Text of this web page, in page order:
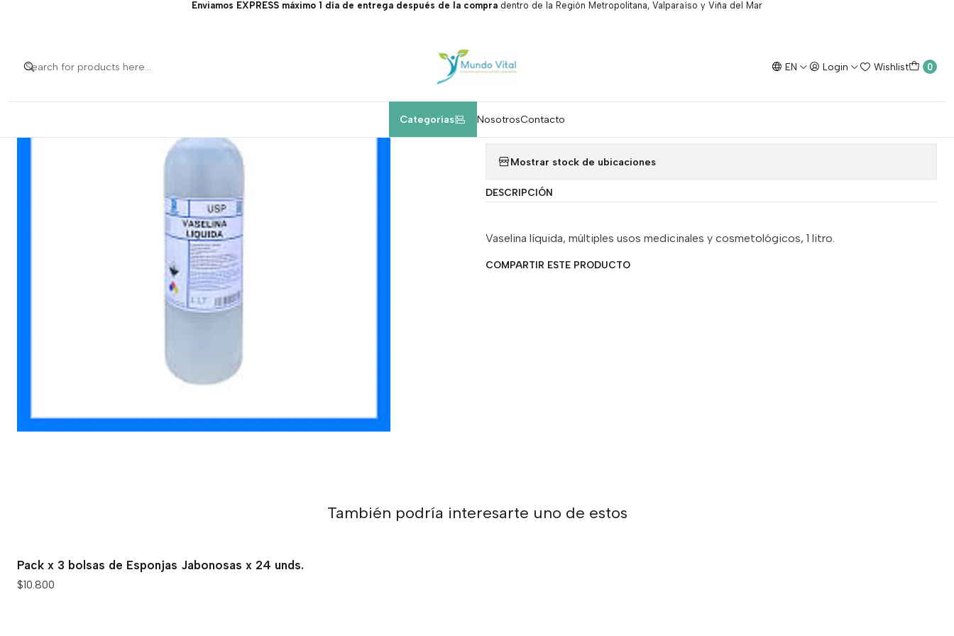
EN Login Wishlist 0
Categorías NosotrosContacto
Enviamos EXPRESS máximo 1 día de entrega después de la compra dentro de la Región Metropolitana, Valparaíso y Viña del Mar
Home Insumos médicos. Vaselina líquida 1 litro
|
Vaselina líquida 1 litro
Add to Wishlist
Mostrar stock de ubicaciones
DESCRIPCIÓN
Vaselina líquida, múltiples usos medicinales y cosmetológicos, 1 litro.
COMPARTIR ESTE PRODUCTO
También podría interesarte uno de estos
Pack x 3 bolsas de Esponjas Jabonosas x 24 unds.
$10.800